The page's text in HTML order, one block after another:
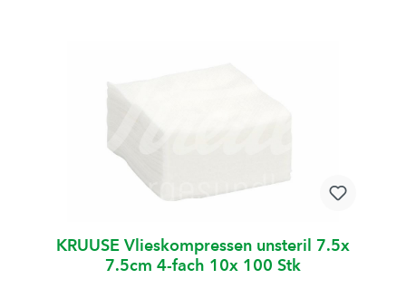
KRUUSE Vlieskompressen unsteril 7.5x
7.5cm 4-fach 10x 100 Stk